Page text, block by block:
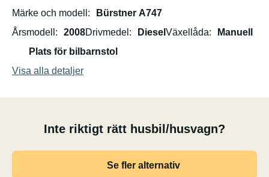
Märke och modell
Bürstner A747
Årsmodell
2008Drivmedel Diesel Växellåda
Manuell
Plats för bilbarnstol
Visa alla detaljer
Inte riktigt rätt husbil/husvagn?
Se fler alternativ